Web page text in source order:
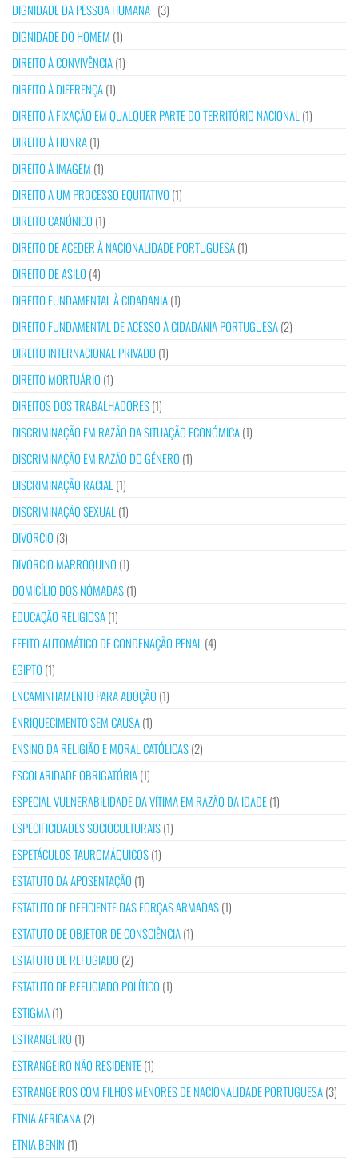
DIGNIDADE DA PESSOA HUMANA (3)
DIGNIDADE DO HOMEM (1)
DIREITO À CONVIVÊNCIA(1)
DIREITO À DIFERENÇA(1)
DIREITO À FIXAÇÃO EM QUALQUER PARTE DO TERRITÓRIO NACIONAL (1)
DIREITO À HONRA(1)
DIREITO À IMAGEM (1)
DIREITO A UM PROCESSO EQUITATIVO (1)
DIREITO CANÓNICO (1)
DIREITO DE ACEDER À NACIONALIDADE PORTUGUESA(1)
DIREITO DE ASILO (4)
DIREITO FUNDAMENTAL À CIDADANIA(1)
DIREITO FUNDAMENTAL DE ACESSO À CIDADANIA PORTUGUESA(2)
DIREITO INTERNACIONAL PRIVADO (1)
DIREITO MORTUÁRIO (1)
DIREITOS DOS TRABALHADORES(1)
DISCRIMINAÇÃO EM RAZÃO DA SITUAÇÃO ECONÓMICA(1)
DISCRIMINAÇÃO EM RAZÃO DO GÉNERO (1)
DISCRIMINAÇÃO RACIAL (1)
DISCRIMINAÇÃO SEXUAL (1)
DIVÓRCIO (3)
DIVÓRCIO MARROQUINO (1)
DOMICÍLIO DOS NÓMADAS(1)
EDUCAÇÃO RELIGIOSA(1)
EFEITO AUTOMÁTICO DE CONDENAÇÃO PENAL (4)
EGIPTO (1)
ENCAMINHAMENTO PARA ADOÇÃO (1)
ENRIQUECIMENTO SEM CAUSA(1)
ENSINO DA RELIGIÃO E MORAL CATÓLICAS(2)
ESCOLARIDADE OBRIGATÓRIA(1)
ESPECIAL VULNERABILIDADE DA VÍTIMA EM RAZÃO DA IDADE(1)
ESPECIFICIDADES SOCIOCULTURAIS(1)
ESPETÁCULOS TAUROMÁQUICOS(1)
ESTATUTO DA APOSENTAÇÃO (1)
ESTATUTO DE DEFICIENTE DAS FORÇAS ARMADAS(1)
ESTATUTO DE OBJETOR DE CONSCIÊNCIA(1)
ESTATUTO DE REFUGIADO (2)
ESTATUTO DE REFUGIADO POLÍTICO (1)
ESTIGMA(1)
ESTRANGEIRO (1)
ESTRANGEIRO NÃO RESIDENTE(1)
ESTRANGEIROS COM FILHOS MENORES DE NACIONALIDADE PORTUGUESA(3)
ETNIA AFRICANA(2)
ETNIA BENIN (1)